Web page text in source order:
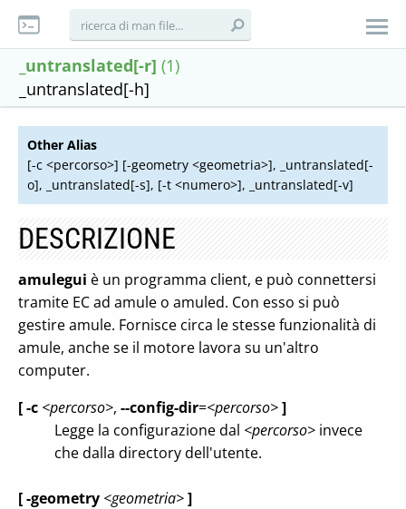
_untranslated[-r] (1)
_untranslated[-h]
Other Alias
[-c <percorso>] [-geometry <geometria>], _untranslated[-
o], _untranslated[-s], [-t <numero>], _untranslated[-v]
DESCRIZIONE
amulegui è un programma client, e può connettersi
tramite EC ad amule o amuled. Con esso si può
gestire amule. Fornisce circa le stesse funzionalità di
amule, anche se il motore lavora su un'altro
computer.
[ -c <percorso>, --config-dir=<percorso>]
Legge la configurazione dal <percorso> invece
che dalla directory dell'utente.
[ -geometry <geometria>]